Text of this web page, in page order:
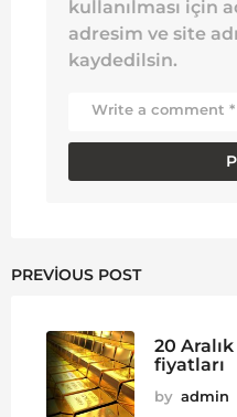
kullanılması için
adresim ve site
kaydedilsin.
PREVIOUS POST
20
fiyatları
by admin